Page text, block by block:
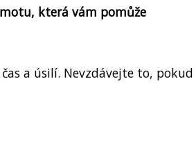
která vám pomůže
a úsilí. Nevzdávejte to, pokud